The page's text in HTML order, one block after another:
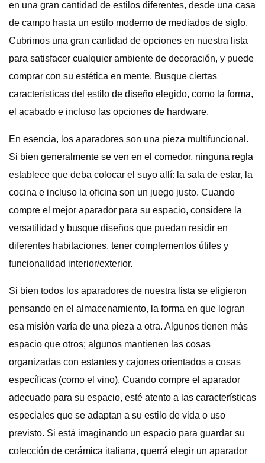
en una gran cantidad de estilos diferentes, desde una casa
de campo hasta un estilo moderno de mediados de siglo.
Cubrimos una gran cantidad de opciones en nuestra lista
para satisfacer cualquier ambiente de decoración, y puede
comprar con su estética en mente. Busque ciertas
características del estilo de diseño elegido, como la forma,
el acabado e incluso las opciones de hardware.
En esencia, los aparadores son una pieza multifuncional.
Si bien generalmente se ven en el comedor, ninguna regla
establece que deba colocar el suyo allí: la sala de estar, la
cocina e incluso la oficina son un juego justo. Cuando
compre el mejor aparador para su espacio, considere la
versatilidad y busque diseños que puedan residir en
diferentes habitaciones, tener complementos útiles y
funcionalidad interior/exterior.
Si bien todos los aparadores de nuestra lista se eligieron
pensando en el almacenamiento, la forma en que logran
esa misión varía de una pieza a otra. Algunos tienen más
espacio que otros; algunos mantienen las cosas
organizadas con estantes y cajones orientados a cosas
específicas (como el vino). Cuando compre el aparador
adecuado para su espacio, esté atento a las características
especiales que se adaptan a su estilo de vida o uso
previsto. Si está imaginando un espacio para guardar su
colección de cerámica italiana, querrá elegir un aparador